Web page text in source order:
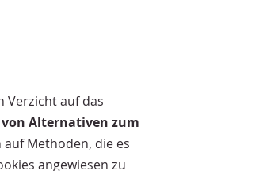
Verzicht auf das
Alternativen zum
auf Methoden, die es
angewiesen zu